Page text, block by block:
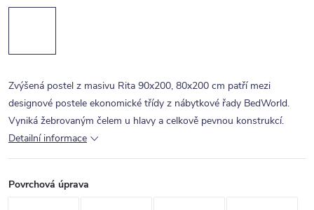
Zvýšená postel z masivu Rita 90x200, 80x200 cm patří mezi
designové postele ekonomické třídy z nábytkové řady BedWorld.
Vyniká žebrovaným čelem u hlavy a celkově pevnou konstrukcí.
Detailní informace
Povrchová úprava